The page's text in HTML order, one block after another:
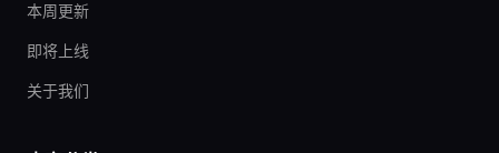
本周更新
即将上线
关于我们